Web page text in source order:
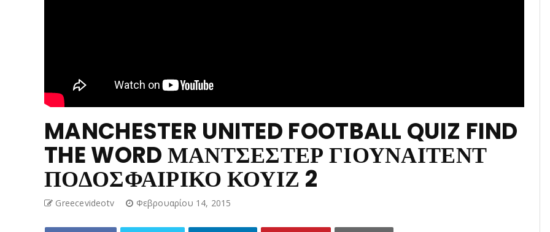
MANCHESTER UNITED FOOTBALL QUIZ FIND
THE WORD ΜΑΝΤΣΕΣΤΕΡ ΓΙΟΥΝΑΙΤΕΝΤ
ΠΟΔΟΣΦΑΙΡΙΚΟ ΚΟΥΙΖ 2
Greecevideotv Φεβρουαρίου 14, 2015